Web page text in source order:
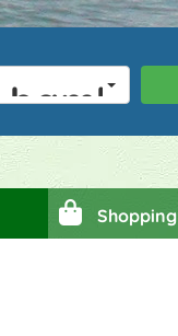
bambini
Shopping